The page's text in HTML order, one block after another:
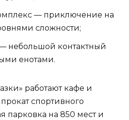
— приключение на
сложности;
небольшой контактный
енотами.
работают кафе и
спортивного
парковка на 850 мест и